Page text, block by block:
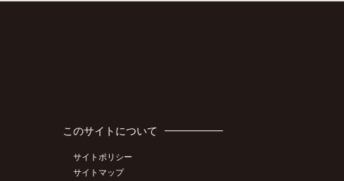
このサイトについて
サイトポリシー
サイトマップ